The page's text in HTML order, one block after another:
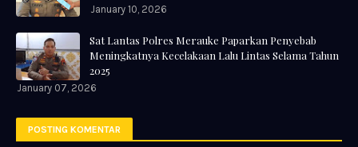
January 10, 2026
Sat Lantas Polres Merauke Paparkan Penyebab
Meningkatnya Kecelakaan Lalu Lintas Selama Tahun
2025
January 07, 2026
POSTING KOMENTAR